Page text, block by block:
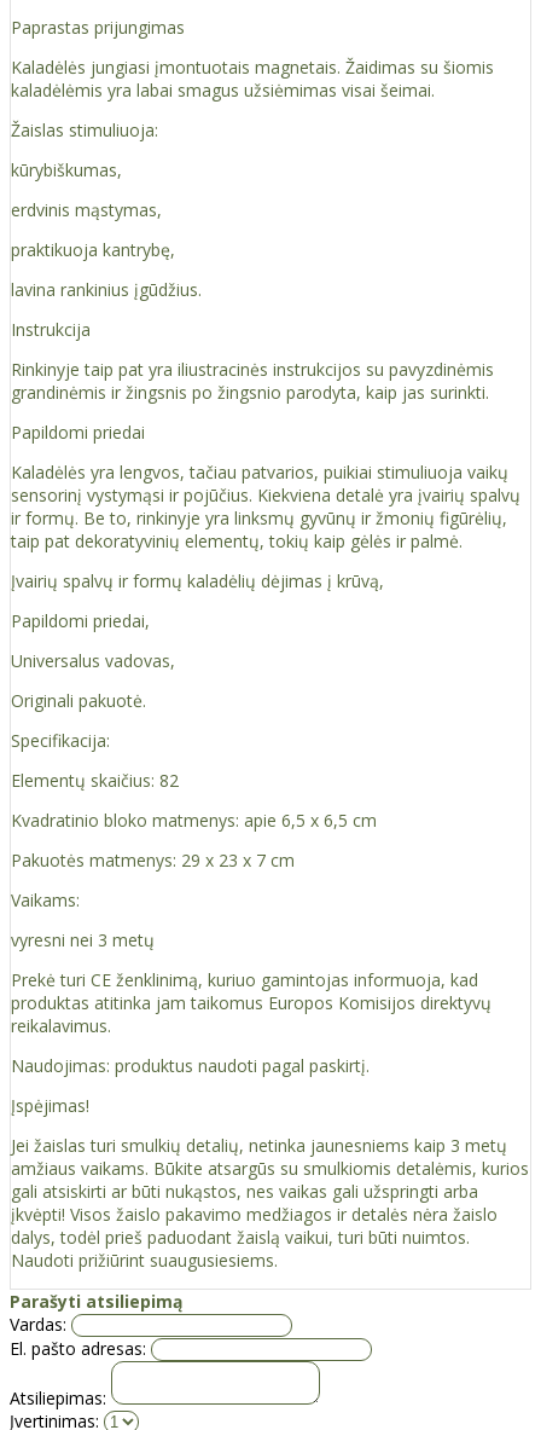
Paprastas prijungimas
Kaladėlės jungiasi įmontuotais magnetais. Žaidimas su šiomis
kaladėlėmis yra labai smagus užsiėmimas visai šeimai.
Žaislas stimuliuoja:
kūrybiškumas,
erdvinis mąstymas,
praktikuoja kantrybę,
lavina rankinius įgūdžius.
Instrukcija
Rinkinyje taip pat yra iliustracinės instrukcijos su pavyzdinėmis
grandinėmis ir žingsnis po žingsnio parodyta, kaip jas surinkti.
Papildomi priedai
Kaladėlės yra lengvos, tačiau patvarios, puikiai stimuliuoja vaikų
sensorinį vystymąsi ir pojūčius. Kiekviena detalė yra įvairių spalvų
ir formų. Be to, rinkinyje yra linksmų gyvūnų ir žmonių figūrėlių,
taip pat dekoratyvinių elementų, tokių kaip gėlės ir palmė.
Įvairių spalvų ir formų kaladėlių dėjimas į krūvą,
Papildomi priedai,
Universalus vadovas,
Originali pakuotė.
Specifikacija:
Elementų skaičius: 82
Kvadratinio bloko matmenys: apie 6,5 x 6,5 cm
Pakuotės matmenys: 29 x 23 x 7 cm
Vaikams:
vyresni nei 3 metų
Prekė turi CE ženklinimą, kuriuo gamintojas informuoja, kad
produktas atitinka jam taikomus Europos Komisijos direktyvų
reikalavimus.
Naudojimas: produktus naudoti pagal paskirtį.
Įspėjimas!
Jei žaislas turi smulkių detalių, netinka jaunesniems kaip 3 metų
amžiaus vaikams. Būkite atsargūs su smulkiomis detalėmis, kurios
gali atsiskirti ar būti nukąstos, nes vaikas gali užspringti arba
įkvėpti! Visos žaislо pakavimo medžiagos ir detalės nėra žaislo
dalys, todėl prieš paduodant žaislą vaikui, turi būti nuimtos.
Naudoti prižiūrint suaugusiesiems.
Parašyti atsiliepimą
Vardas:
El. pašto adresas:
Atsiliepimas:
Įvertinimas: